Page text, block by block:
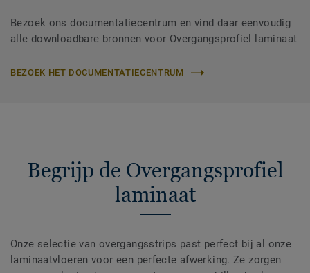
Bezoek ons documentatiecentrum en vind daar eenvoudig
alle downloadbare bronnen voor Overgangsprofiel laminaat
BEZOEK HET DOCUMENTATIECENTRUM
Begrijp de Overgangsprofiel
laminaat
Onze selectie van overgangsstrips past perfect bij al onze
laminaatvloeren voor een perfecte afwerking. Ze zorgen